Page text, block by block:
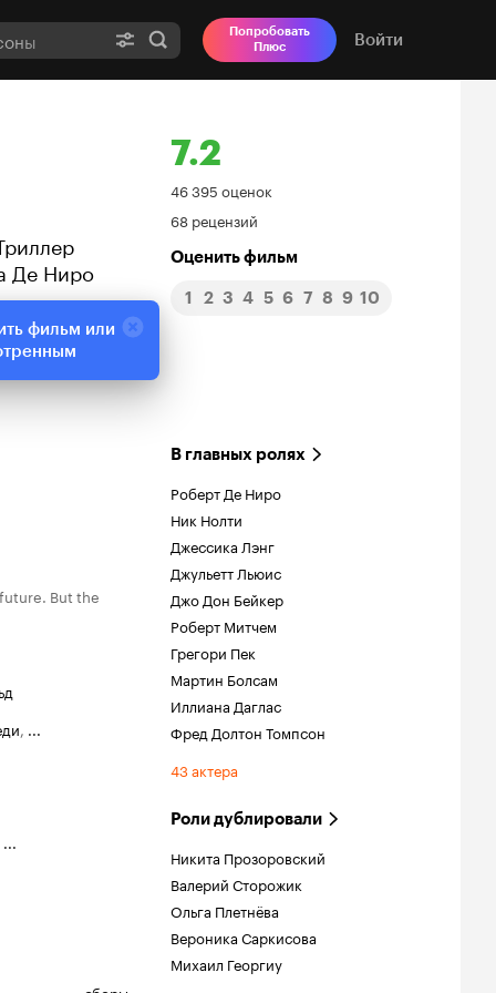
Попробовать
Плюс
Войти
Де Ниро
7.2
Рейтинг
Кинопоиска
7.2
46 395 оценок
68 рецензий
Оценить фильм
1 2 3 4 5 6 7 8 9 10
But the
, ...
...
В главных ролях
Роберт Де Ниро
Ник Нолти
Джессика Лэнг
Джульетт Льюис
Джо Дон Бейкер
Роберт Митчем
Грегори Пек
Мартин Болсам
Иллиана Даглас
Фред Долтон Томпсон
43 актера
Роли дублировали
Никита Прозоровский
Валерий Сторожик
Ольга Плетнёва
Вероника Саркисова
Михаил Георгиу
фильм или